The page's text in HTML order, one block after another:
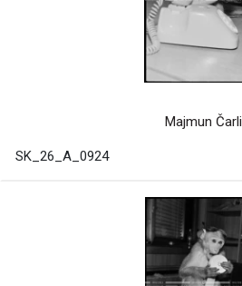
Majmun Čarli
SK_26_A_0924